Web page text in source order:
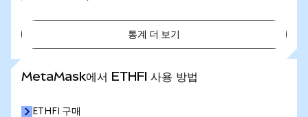
통계 더 보기
MetaMask에서 ETHFI 사용 방법
ETHFI 구매